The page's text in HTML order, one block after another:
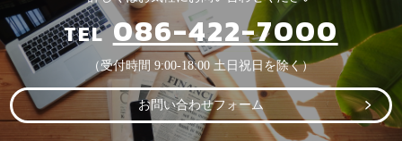
TEL086-422-7000
（受付時間 9:00-18:00 土日祝日を除く）
お問い合わせフォーム